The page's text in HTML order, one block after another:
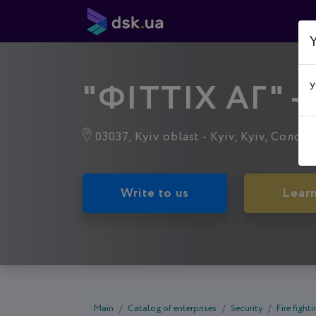
"ФІТТІХ АГ" -
03037, Kyiv oblast - Kyiv, Kyiv,
Write to us
Main Catalog of enterprises Security Fire